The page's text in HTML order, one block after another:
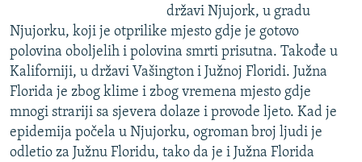
državi Njujork, u gradu
Njujorku, koji je otprilike mjesto gdje je gotovo
polovina oboljelih i polovina smrti prisutna. Takođe u
Kaliforniji, u državi Vašington i Južnoj Floridi. Južna
Florida je zbog klime i zbog vremena mjesto gdje
mnogi strariji sa sjevera dolaze i provode ljeto. Kad je
epidemija počela u Njujorku, ogroman broj ljudi je
odletio za Južnu Floridu, tako da je i Južna Florida